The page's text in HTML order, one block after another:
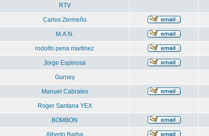
RTV
Carlos Zermeño
M.A.N.
rodolfo pena martinez
Jorge Espinosa
Gurney
Manuel Cabrales
Roger Santana YEX
BOMBON
Alberto Barba